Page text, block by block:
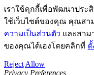
เราใช้คุกกี้เพื่อพัฒนาปร
ใช้เว็บไซต์ของคุณ คุณสา
ความเป็นส่วนตัว และสาม
ของคุณได้เองโดยคลิกที่ ตั้
Reject Allow
Privacy Preferences